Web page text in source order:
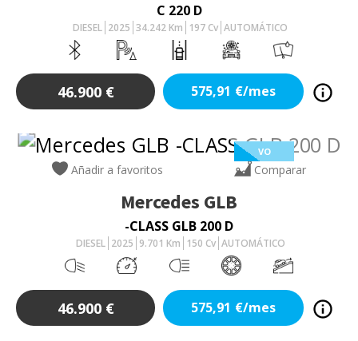
C 220 D
DIESEL 2025 34.242 Km 197 Cv AUTOMÁTICO
46.900 € 575,91 €/mes
VO
Añadir a favoritos Comparar
Mercedes GLB
-CLASS GLB 200 D
DIESEL 2025 9.701 Km 150 Cv AUTOMÁTICO
46.900 € 575,91 €/mes